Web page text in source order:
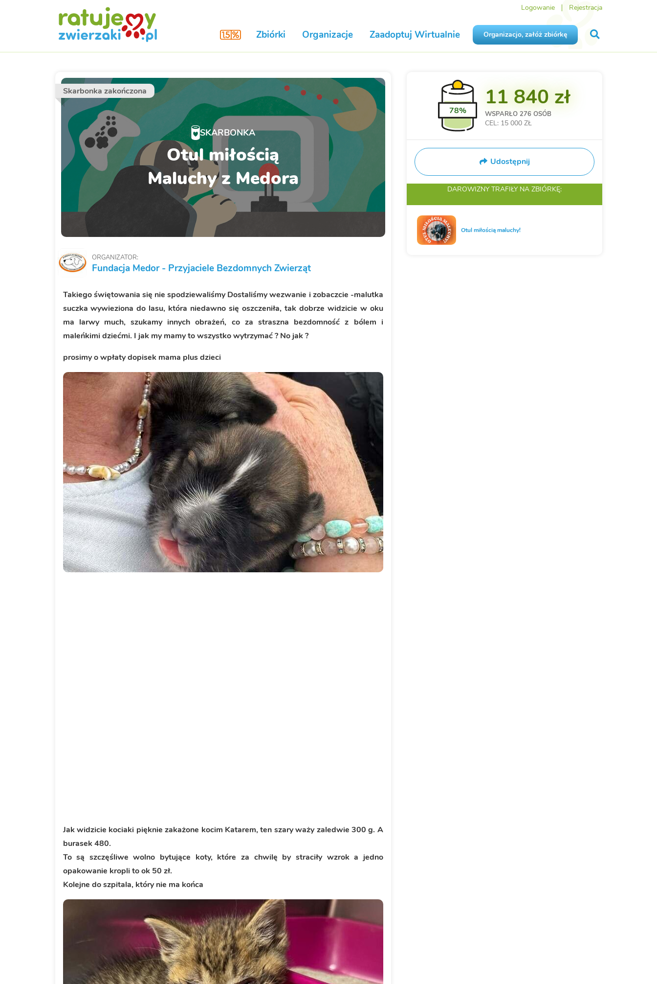
Logowanie Rejestracja
Zbiórki Organizacje Zaadoptuj Wirtualnie Organizacjo, załóż zbiórkę
Skarbonka zakończona
SKARBONKA
Otul miłością
Maluchy z Medora
ORGANIZATOR:
Fundacja Medor - Przyjaciele Bezdomnych Zwierząt
Takiego świętowania się nie spodziewaliśmy Dostaliśmy wezwanie i zobaczcie -malutka
suczka wywieziona do lasu, która niedawno się oszczeniła, tak dobrze widzicie w oku
ma larwy much, szukamy innych obrażeń, co za straszna bezdomność z bólem i
maleńkimi dziećmi. I jak my mamy to wszystko wytrzymać ? No jak ?
prosimy o wpłaty dopisek mama plus dzieci
Jak widzicie kociaki pięknie zakażone kocim Katarem, ten szary waży zaledwie 300 g. A
burasek 480.
To są szczęśliwe wolno bytujące koty, które za chwilę by straciły wzrok a jedno
opakowanie kropli to ok 50 zł.
Kolejne do szpitala, który nie ma końca
78%
11 840 zł
WSPARŁO276 OSÓB
CEL: 15 000 ZŁ
Udostępnij
DAROWIZNY TRAFIŁY NA ZBIÓRKĘ:
Otul miłością maluchy!